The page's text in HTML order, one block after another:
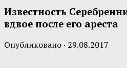
Известность
вдвое после его ареста
Опубликовано · 29.08.2017